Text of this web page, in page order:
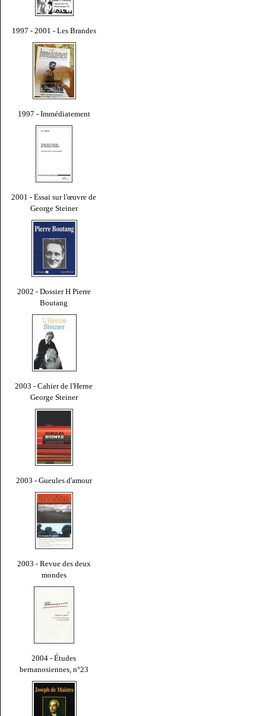
1997 - 2001 - Les Brandes
1997 - Immédiatement
2001 - Essai sur l'œuvre de
George Steiner
2002 - Dossier H Pierre
Boutang
2003 - Cahier de l'Herne
George Steiner
2003 - Gueules d'amour
2003 - Revue des deux
mondes
2004 - Études
bernanosiennes, n°23